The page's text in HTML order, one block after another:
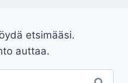
etsimääsi.
auttaa.